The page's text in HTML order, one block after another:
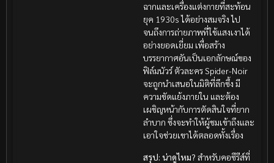
ฉากและเครื่องแต่งกายที่สะท้อน
ยุค 1930s ได้อย่างสมจริง ไป
จนถึงการถ่ายภาพที่ใช้แสงเงาได้
อย่างยอดเยี่ยม เพื่อสร้าง
บรรยากาศอันเป็นเอกลักษณ์ของ
ฟิล์มนัวร์ ตัวละคร Spider-Noir
จะถูกนำเสนอในมิติที่ลึกซึ้ง มี
ความขัดแย้งภายใน และต้อง
เผชิญหน้ากับการตัดสินใจที่ยาก
ลำบาก ซึ่งจะทำให้ผู้ชมเข้าถึงและ
เอาใจช่วยเขาได้ตลอดทั้งเรื่อง
สรุป: น่าดูไหม? สำหรับคอซีรีส์ที่